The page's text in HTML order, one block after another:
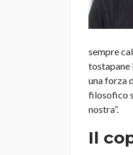
sempre
tostapane
una forza
filosofico
nostra”.
Il